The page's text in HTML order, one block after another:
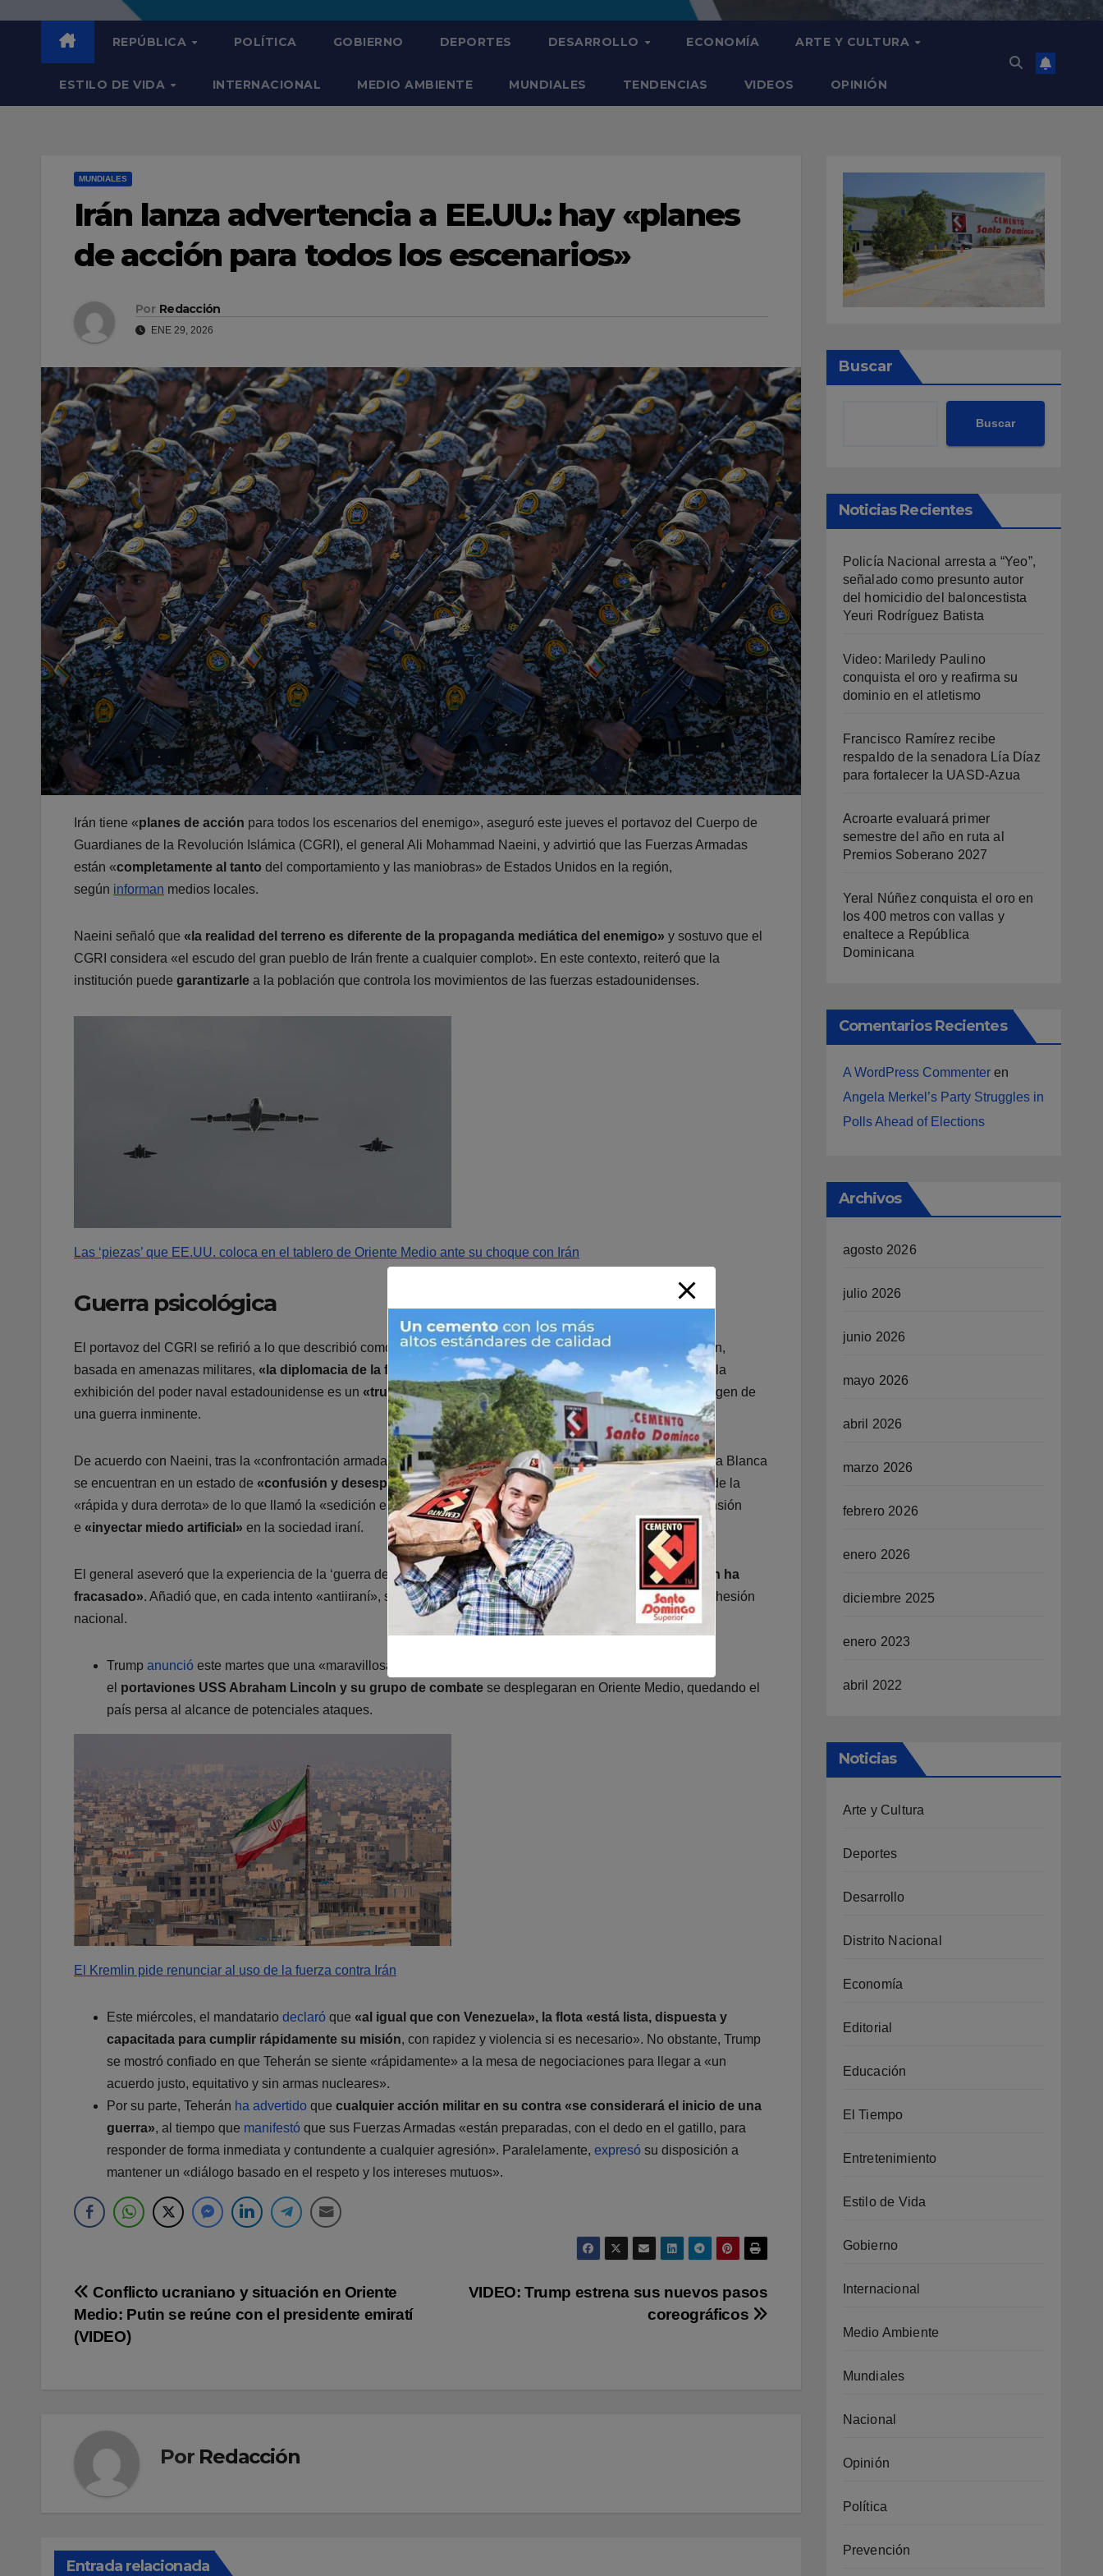
REPÚBLICA POLÍTICA GOBIERNO DEPORTES DESARROLLO ECONOMÍA ARTE Y CULTURA
ESTILO DE VIDA INTERNACIONAL MEDIO AMBIENTE MUNDIALES TENDENCIAS VIDEOS OPINIÓN
MUNDIALES
Irán lanza advertencia a EE.UU.: hay «planes
de acción para todos los escenarios»
Por Redacción
ENE 29, 2026
Irán tiene «planes de acción para todos los escenarios del enemigo», aseguró este jueves el portavoz del Cuerpo de
Guardianes de la Revolución Islámica (CGRI), el general Ali Mohammad Naeini, y advirtió que las Fuerzas Armadas
están «completamente al tanto del comportamiento y las maniobras» de Estados Unidos en la región,
según informan medios locales.
Naeini señaló que «la realidad del terreno es diferente de la propaganda mediática del enemigo» y sostuvo que el
CGRI considera «el escudo del gran pueblo de Irán frente a cualquier complot». En este contexto, reiteró que la
institución puede garantizarle a la población que controla los movimientos de las fuerzas estadounidenses.
Las ‘piezas’ que EE.UU. coloca en el tablero de Oriente Medio ante su choque con Irán
Guerra psicológica
El portavoz del CGRI se refirió a lo que describió como unacampaña de «guerra psicológica»
de Washington,
basada en amenazas militares, «la diplomacia de la fuerza»
y el envío de portaviones a la región. A su juicio, la
exhibición del poder naval estadounidense es un «truco antiguo»quebusca infundir temor
mediante la imagen de
una guerra inminente.
De acuerdo con Naeini, tras la «confrontación armada» y la‘guerra de los 12 días’, los responsables de la Casa Blanca
se encuentran en un estado de «confusión y desesperación»ante la resistencia iraní. Especificó que luego de la
«rápida y dura derrota» de lo que llamó la «sedición estadounidense» en Irán, Washington intenta provocar tensión
e «inyectar miedo artificial» en la sociedad iraní.
El general aseveró que la experiencia de la ‘guerra de los 12 días’ demostró que«la opción militar contra Irán ha
fracasado». Añadió que, en cada intento «antiiraní», se han topado conla firme oposición del puebloy la cohesión
nacional.
Trump anunció este martes que una «maravillosa armada» se dirigía hacia Irán, días después de que
el portaviones USS Abraham Lincoln y su grupo de combate se desplegaran en Oriente Medio, quedando el
país persa al alcance de potenciales ataques.
El Kremlin pide renunciar al uso de la fuerza contra Irán
Este miércoles, el mandatario declaró que «al igual que con Venezuela», la flota «está lista, dispuesta y
capacitada para cumplir rápidamente su misión, con rapidez y violencia si es necesario». No obstante, Trump
se mostró confiado en que Teherán se siente «rápidamente» a la mesa de negociaciones para llegar a «un
acuerdo justo, equitativo y sin armas nucleares».
Por su parte, Teherán ha advertido que cualquier acción militar en su contra «se considerará el inicio de una
guerra», al tiempo que manifestó que sus Fuerzas Armadas «están preparadas, con el dedo en el gatillo, para
responder de forma inmediata y contundente a cualquier agresión». Paralelamente, expresó su disposición a
mantener un «diálogo basado en el respeto y los intereses mutuos».
Navegación
de
VIDEO: Trump estrena sus nuevos pasos
coreográficos
Conflicto ucraniano y situación en Oriente
Medio: Putin se reúne con el presidente emiratí
(VIDEO)
Por Redacción
Entrada relacionada
Buscar
Buscar
Noticias Recientes
Policía Nacional arresta a “Yeo”,
señalado como presunto autor
del homicidio del baloncestista
Yeuri Rodríguez Batista
Video: Mariledy Paulino
conquista el oro y reafirma su
dominio en el atletismo
Francisco Ramírez recibe
respaldo de la senadora Lía Díaz
para fortalecer la UASD-Azua
Acroarte evaluará primer
semestre del año en ruta al
Premios Soberano 2027
Yeral Núñez conquista el oro en
los 400 metros con vallas y
enaltece a República
Dominicana
Comentarios Recientes
A WordPress Commenteren
Angela Merkel’s Party Struggles in
Polls Ahead of Elections
Archivos
agosto 2026
julio 2026
junio 2026
mayo 2026
abril 2026
marzo 2026
febrero 2026
enero 2026
diciembre 2025
enero 2023
abril 2022
Noticias
Arte y Cultura
Deportes
Desarrollo
Distrito Nacional
Economía
Editorial
Educación
El Tiempo
Entretenimiento
Estilo de Vida
Gobierno
Internacional
Medio Ambiente
Mundiales
Nacional
Opinión
Política
Prevención